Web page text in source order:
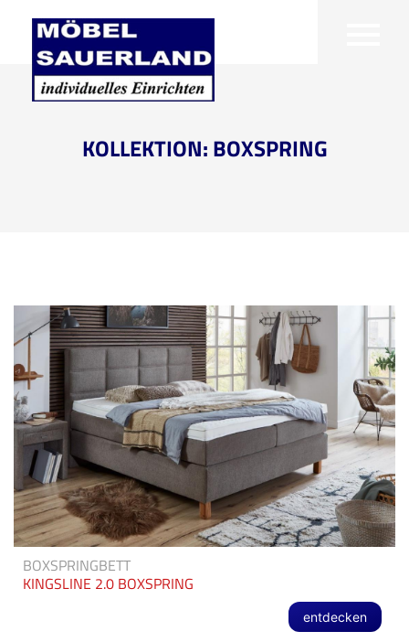
KOLLEKTION: BOXSPRING
BOXSPRINGBETT
KINGSLINE 2.0 BOXSPRING
entdecken